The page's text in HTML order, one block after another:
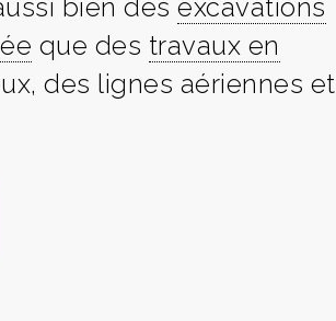
bien des excavations
que des travaux en
des lignes aériennes et